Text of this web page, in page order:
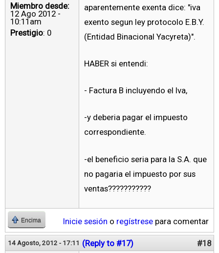
Miembro desde:
12 Ago 2012 -
10:11am
Prestigio: 0
aparentemente exenta dice: "iva
exento segun ley protocolo E.B.Y.
(Entidad Binacional Yacyreta)".
HABER si entendi:
- Factura B incluyendo el Iva,
-y deberia pagar el impuesto
correspondiente.
-el beneficio seria para la S.A. que
no pagaria el impuesto por sus
ventas???????????
Encima Inicie sesión o regístrese para comentar
14 Agosto, 2012 - 17:11 (Reply to #17) #18